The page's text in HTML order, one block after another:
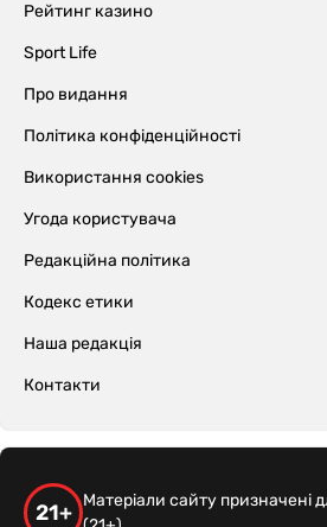
Рейтинг казино
Sport Life
Про видання
Політика конфіденційності
Використання cookies
Угода користувача
Редакційна політика
Кодекс етики
Наша редакція
Контакти
21+
Матеріали сайту призначені